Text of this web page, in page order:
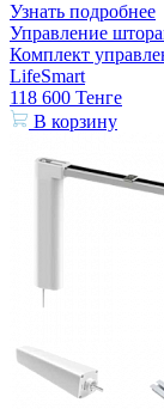
Узнать подробнее
Управление
Комплект
LifeSmart
118 600 Тенге
В корзину